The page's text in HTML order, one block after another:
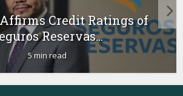
Credit Ratings of
Reservas...
5 min read